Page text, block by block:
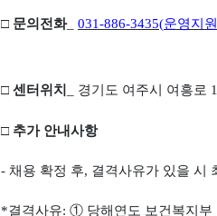
□ 문의전화_ 031-886-3435(운영지
□ 센터위치 경기도 여주시 여흥로
□ 추가 안내사항
- 채용 확정 후, 결격사유가 있을 시
*결격사유: ① 당해연도 보건복지